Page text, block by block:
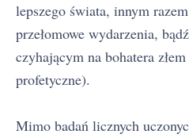
lepszego świata, innym
przełomowe wydarzenia,
czyhającym na bohatera
profetyczne).
Mimo badań licznych